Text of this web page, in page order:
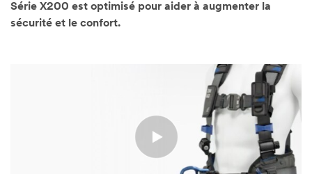
Série X200 est optimisé pour aider à augmenter la
sécurité et le confort.